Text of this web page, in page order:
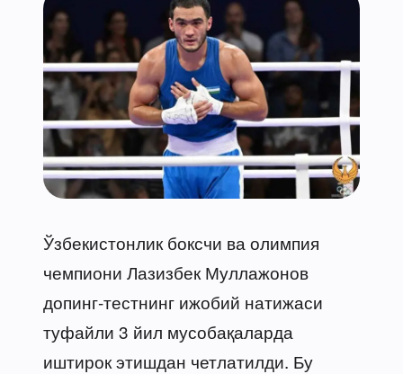
Ўзбекистонлик боксчи ва олимпия
чемпиони Лазизбек Муллажонов
допинг-тестнинг ижобий натижаси
туфайли 3 йил мусобақаларда
иштирок этишдан четлатилди. Бу